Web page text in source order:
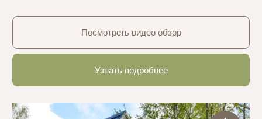
НАВИГАЦИЯ